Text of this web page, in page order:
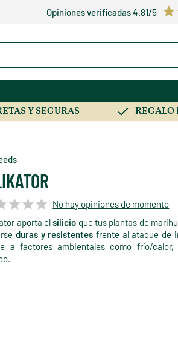
Opiniones verificadas 4.81/5
Y SEGURAS REGALO
No hay opiniones de momento
aporta elsilicio que tus plantas de
duras y resistentes frente al ataque de
a factores ambientales como frío/calor,